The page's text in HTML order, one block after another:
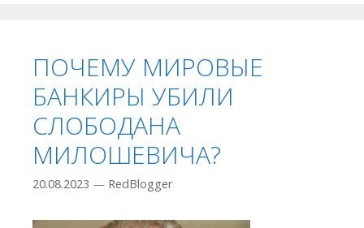
ПОЧЕМУ МИРОВЫЕ
БАНКИРЫ УБИЛИ
СЛОБОДАНА
МИЛОШЕВИЧА?
20.08.2023 — RedBlogger